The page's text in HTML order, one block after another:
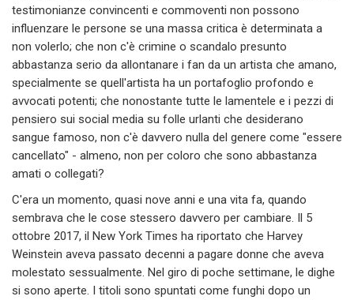
testimonianze convincenti e commoventi non possono
influenzare le persone se una massa critica è determinata a
non volerlo; che non c'è crimine o scandalo presunto
abbastanza serio da allontanare i fan da un artista che amano,
specialmente se quell'artista ha un portafoglio profondo e
avvocati potenti; che nonostante tutte le lamentele e i pezzi di
pensiero sui social media su folle urlanti che desiderano
sangue famoso, non c'è davvero nulla del genere come "essere
cancellato" - almeno, non per coloro che sono abbastanza
amati o collegati?
C'era un momento, quasi nove anni e una vita fa, quando
sembrava che le cose stessero davvero per cambiare. Il 5
ottobre 2017, il New York Times ha riportato che Harvey
Weinstein aveva passato decenni a pagare donne che aveva
molestato sessualmente. Nel giro di poche settimane, le dighe
si sono aperte. I titoli sono spuntati come funghi dopo un